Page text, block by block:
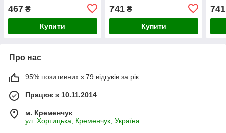
467 ₴
Купити
741₴
Купити
741
Про нас
95% позитивних з 79 відгуків за рік
Працює з 10.11.2014
м. Кременчук
ул. Хортицька, Кременчук, Україна